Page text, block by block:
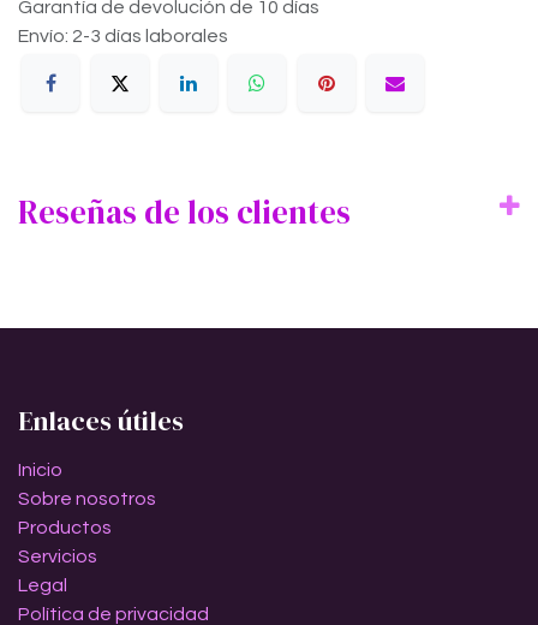
Garantía de devolución de 10 días
Envío: 2-3 días laborales
Reseñas de los clientes
Enlaces útiles
Inicio
Sobre nosotros
Productos
Servicios
Legal
Política de privacidad